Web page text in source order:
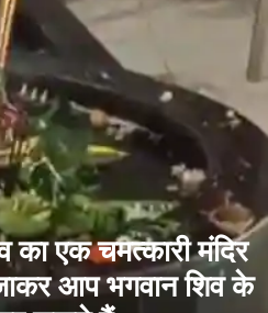
का एक चमत्कारी मंदिर
आप भगवान शिव के